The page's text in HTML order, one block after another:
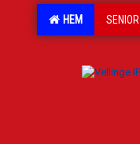
HEM SENIOR